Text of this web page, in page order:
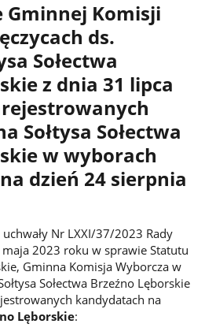
Gminnej Komisji
ds.
Sołectwa
z dnia 31 lipca
Sołtysa Sołectwa
w wyborach
dzień 24 sierpnia
Nr LXXI/37/2023 Rady
2023 roku w sprawie Statutu
Gminna Komisja Wyborcza w
Sołectwa Brzeźno Lęborskie
kandydatach na
Lęborskie: